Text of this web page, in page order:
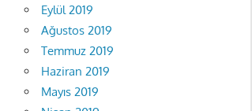
Eylül 2019
Ağustos 2019
Temmuz 2019
Haziran 2019
Mayıs 2019